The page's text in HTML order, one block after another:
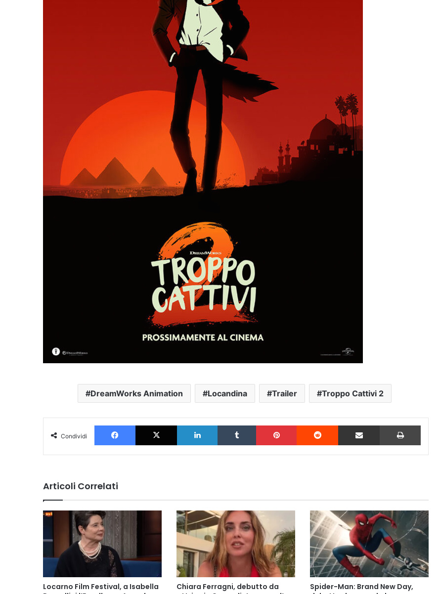
DreamWorks Animation Locandina Trailer Troppo Cattivi 2
Condividi
Facebook X LinkedIn Tumblr Pinterest Reddit Condividi via Email Stampa
Articoli Correlati
Locarno Film Festival, a Isabella
Chiara Ferragni, debutto da
Spider-Man: Brand New Day,